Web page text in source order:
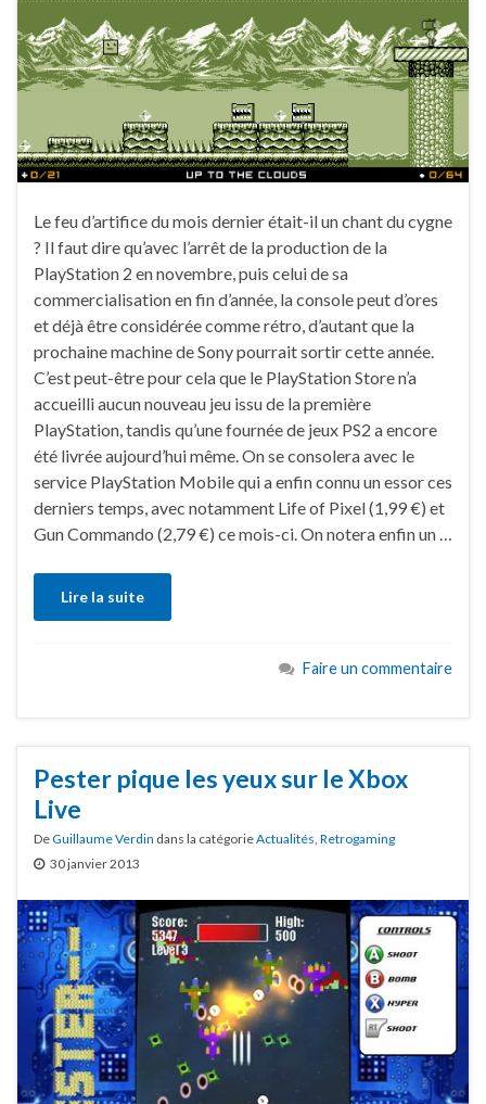
Le feu d’artifice du mois dernier était-il un chant du cygne
? Il faut dire qu’avec l’arrêt de la production de la
PlayStation 2 en novembre, puis celui de sa
commercialisation en fin d’année, la console peut d’ores
et déjà être considérée comme rétro, d’autant que la
prochaine machine de Sony pourrait sortir cette année.
C’est peut-être pour cela que le PlayStation Store n’a
accueilli aucun nouveau jeu issu de la première
PlayStation, tandis qu’une fournée de jeux PS2 a encore
été livrée aujourd’hui même. On se consolera avec le
service PlayStation Mobile qui a enfin connu un essor ces
derniers temps, avec notamment Life of Pixel (1,99 €) et
Gun Commando (2,79 €) ce mois-ci. On notera enfin un …
Lire la suite
Faire un commentaire
Pester pique les yeux sur le Xbox
Live
DeGuillaume Verdin dans la catégorieActualités Retrogaming
30 janvier 2013